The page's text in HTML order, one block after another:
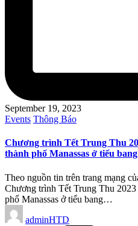
September 19, 2023
Posted
Events Thông Báo
Chương trình Tết Trung Thu
thành phố Manassas ở tiểu
Theo nguồn tin trên trang mạng
Chương trình Tết Trung Thu
phố Manassas ở tiểu bang…
Posted
by
adminHTD